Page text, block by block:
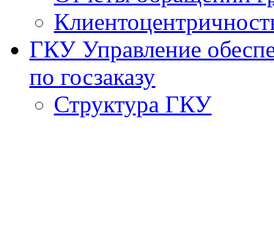
ГКУ Управление
по госзаказу
Структура ГКУ